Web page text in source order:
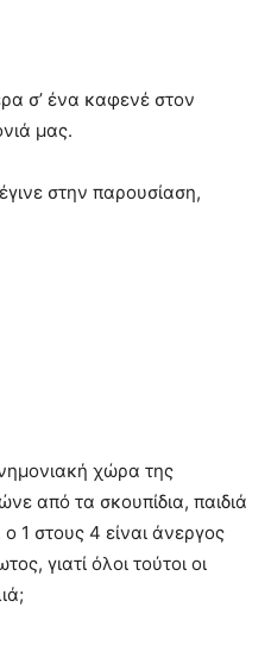
σ’ ένα καφενέ στον
μας.
στην παρουσίαση,
χώρα της
από τα σκουπίδια, παιδιά
1 στους 4 είναι άνεργος
γιατί όλοι τούτοι οι